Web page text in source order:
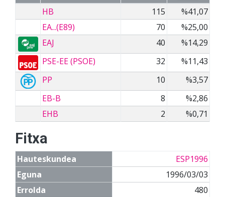
HB
115
%41,07
EA...(E89)
70
%25,00
EAJ
40
%14,29
PSE-EE (PSOE)
32
%11,43
PP
10
%3,57
EB-B
8
%2,86
EHB
2 %0,71
Fitxa
Hauteskundea
ESP1996
Eguna
1996/03/03
Errolda
480